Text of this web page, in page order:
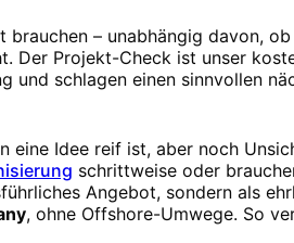
brauchen – unabhängig davon, ob
Der Projekt-Check ist unser
und schlagen einen sinnvollen
eine Idee reif ist, aber noch
schrittweise oder
Angebot, sondern als
, ohne Offshore-Umwege. So